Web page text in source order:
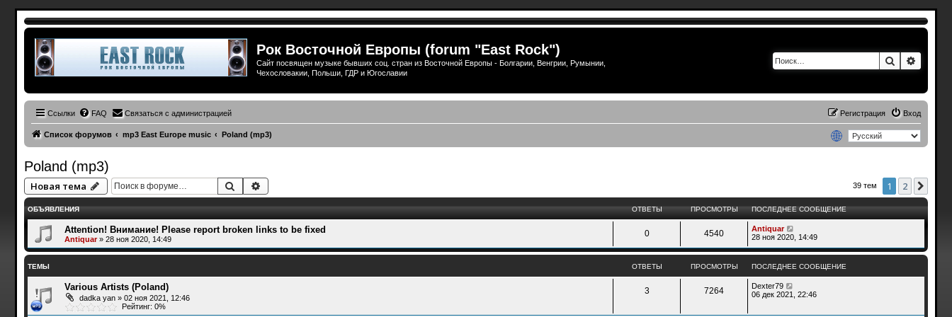
Рок Восточной Европы (forum "East Rock")
Сайт посвящен музыке бывших соц. стран из Восточной Европы - Болгарии, Венгрии, Румынии,
Чехословакии, Польши, ГДР и Югославии
Поиск
Ссылки FAQ Связаться с администрацией Вход
Регистрация
Список форумов mp3 East Europe music Poland (mp3)
Poland (mp3)
Новая тема Поиск 39 тем 1 2
ОБЪЯВЛЕНИЯ ОТВЕТЫ ПРОСМОТРЫ ПОСЛЕДНЕЕ СООБЩЕНИЕ
Attention! Внимание! Please report broken links to be fixed
Antiquar» 28 ноя 2020, 14:49
0 4540
Antiquar
28 ноя 2020, 14:49
ТЕМЫ ОТВЕТЫ ПРОСМОТРЫ ПОСЛЕДНЕЕ СООБЩЕНИЕ
Various Artists (Poland)
dadka yan» 02 ноя 2021, 12:46
Рейтинг: 0%
3 7264
Dexter79
06 дек 2021, 22:46